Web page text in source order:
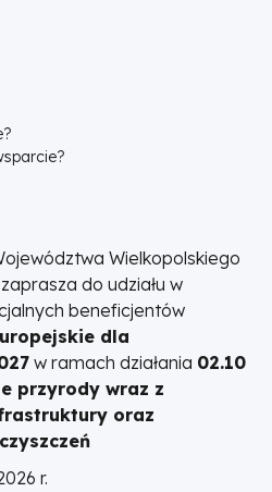
Wielkopolskiego
do udziału w
beneficjentów
dla
w ramach działania 02.10
przyrody wraz z
oraz
r.